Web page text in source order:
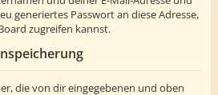
generiertes Passwort an diese Adresse,
zugreifen kannst.
die von dir eingegebenen und oben